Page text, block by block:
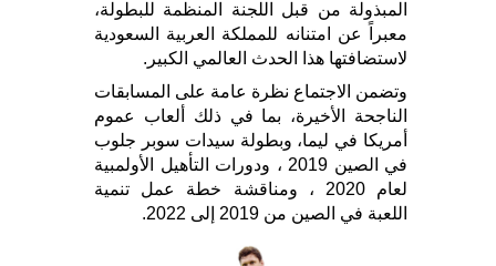
المبذولة من قبل اللجنة المنظمة للبطولة،
معبراً عن امتنانه للمملكة العربية السعودية
لاستضافتها هذا الحدث العالمي الكبير.
وتضمن الاجتماع نظرة عامة على المسابقات
الناجحة الأخيرة، بما في ذلك ألعاب عموم
أمريكا في ليما، وبطولة سيدات سوبر جلوب
في الصين 2019 ، ودورات التأهيل الأولمبية
لعام 2020 ، ومناقشة خطة عمل تنمية
اللعبة في الصين من 2019 إلى 2022.